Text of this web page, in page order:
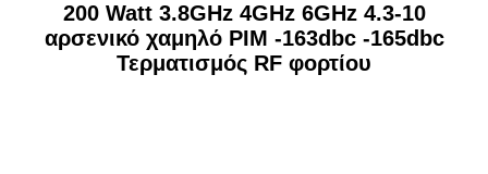
200 Watt 3.8GHz 4GHz 6GHz 4.3-10
αρσενικό χαμηλό PIM -163dbc -165dbc
Τερματισμός RF φορτίου